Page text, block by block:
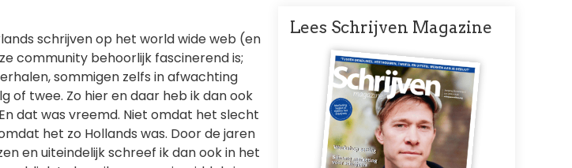
schrijven op het world wide web (en
community behoorlijk fascinerend is;
sommigen zelfs in afwachting
of twee. Zo hier en daar heb ik dan ook
dat was vreemd. Niet omdat het slecht
het zo Hollands was. Door de jaren
en uiteindelijk schreef ik dan ook in het
Lees Schrijven Magazine
Afbeelding